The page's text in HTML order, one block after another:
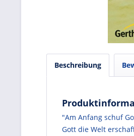
Beschreibung
"Am Anfang schuf
Gott die Welt